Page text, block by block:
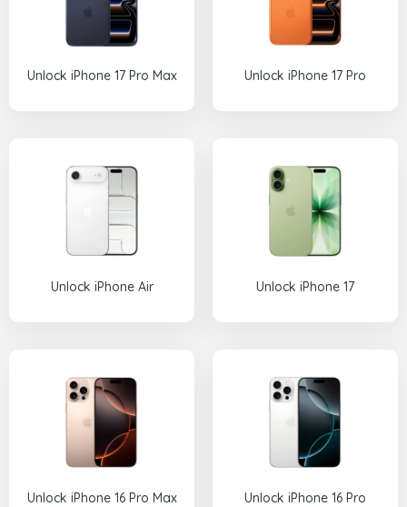
Unlock iPhone 17 Pro Max Unlock iPhone 17 Pro
Unlock iPhone Air Unlock iPhone 17
Unlock iPhone 16 Pro Max Unlock iPhone 16 Pro